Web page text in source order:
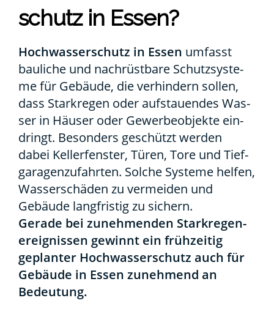
schutz in Essen?
Hoch­was­ser­schutz in Essen umfasst
bau­li­che und nach­rüst­ba­re Schutz­sys­te­
me für Gebäu­de, die ver­hin­dern sol­len,
dass Stark­re­gen oder auf­stau­en­des Was­
ser in Häu­ser oder Gewer­be­ob­jek­te ein­
dringt. Beson­ders geschützt wer­den
dabei Kel­ler­fens­ter, Türen, Tore und Tief­
ga­ra­gen­zu­fahr­ten. Sol­che Sys­te­me hel­fen,
Was­ser­schä­den zu ver­mei­den und
Gebäu­de lang­fris­tig zu sichern.
Gera­de bei zuneh­men­den Stark­re­gen­
er­eig­nis­sen gewinnt ein früh­zei­tig
geplan­ter Hoch­was­ser­schutz auch für
Gebäu­de in Essen zuneh­mend an
Bedeu­tung.